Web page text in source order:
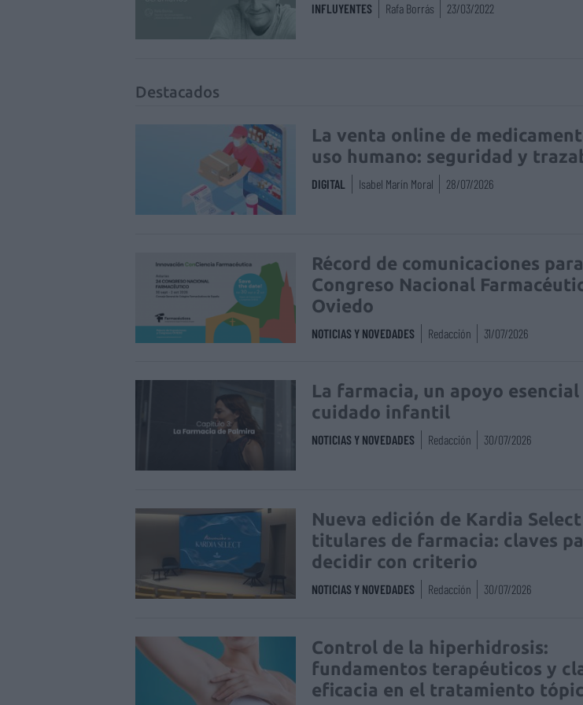
INFLUYENTES Rafa Borrás 23/03/2022
Destacados
La venta online de
uso humano: seguridad y
DIGITAL Isabel Marín Moral 28/07/2026
Récord de comunicaciones
Congreso Nacional
Oviedo
NOTICIAS Y NOVEDADES Redacción 31/07/2026
La farmacia, un apoyo esencial
cuidado infantil
NOTICIAS Y NOVEDADES Redacción 30/07/2026
Nueva edición de Kardia
titulares de farmacia: claves
decidir con criterio
NOTICIAS Y NOVEDADES Redacción 30/07/2026
Control de la hiperhidrosis:
fundamentos terapéuticos y
eficacia en el tratamiento